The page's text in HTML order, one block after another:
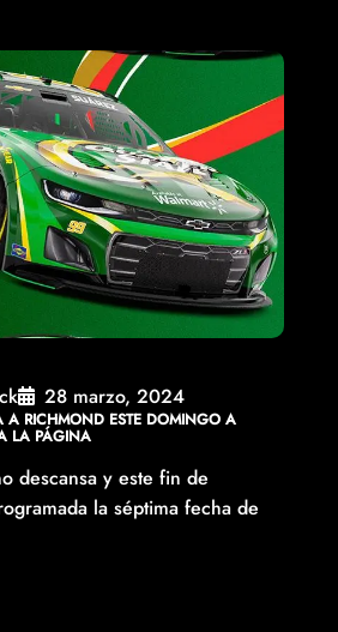
28 marzo, 2024
A RICHMOND ESTE DOMINGO A
LA PÁGINA
descansa y este fin de
la séptima fecha de